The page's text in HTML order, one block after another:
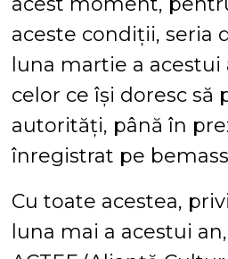
aceste condiții, seria
luna martie a
celor ce își doresc
autorități, până în
înregistrat pe
Cu toate acestea,
luna mai a acestui